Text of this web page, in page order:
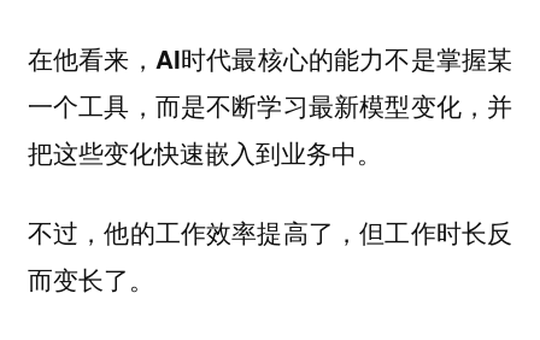
在他看来，AI时代最核心的能力不是掌握某
一个工具，而是不断学习最新模型变化，并
把这些变化快速嵌入到业务中。
不过，他的工作效率提高了，但工作时长反
而变长了。